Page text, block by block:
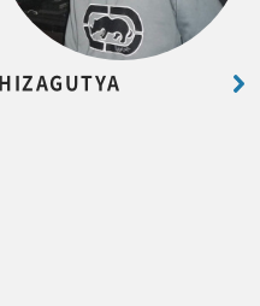
HIZAGUTYA